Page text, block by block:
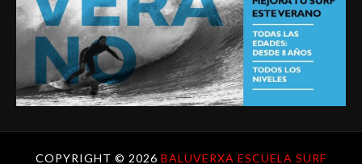
COPYRIGHT © 2026 BALUVERXA ESCUELA SURF